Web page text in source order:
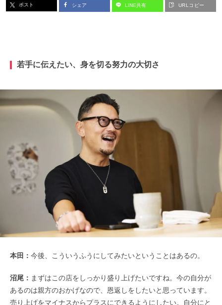
ポスト シェア LINE共有 URLコピー
若手に伝えたい、身を切る努力の大切さ
本田： 今後、こういうふうにしてみたいということはあるの。
沼尾： まずはこの店をしっかり盛り上げたいですね。今の自分が
あるのは親方のおかげなので、恩返しをしたいと思っています。
売り上げをマイナスからプラスにできるようにしたい。自分にと